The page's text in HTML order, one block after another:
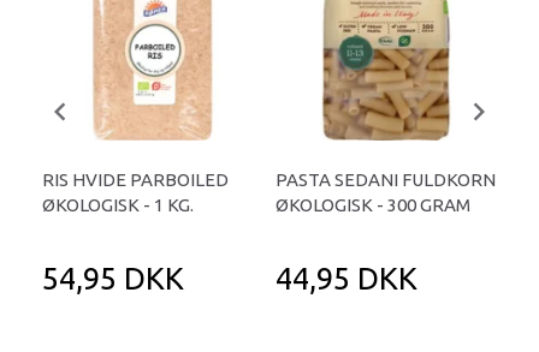
RIS HVIDE PARBOILED
ØKOLOGISK - 1 KG.
54,95 DKK
PASTA SEDANI FULDKORN
ØKOLOGISK - 300 GRAM
44,95 DKK